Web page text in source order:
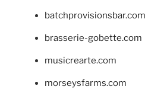
batchprovisionsbar.com
brasserie-gobette.com
musicrearte.com
morseysfarms.com